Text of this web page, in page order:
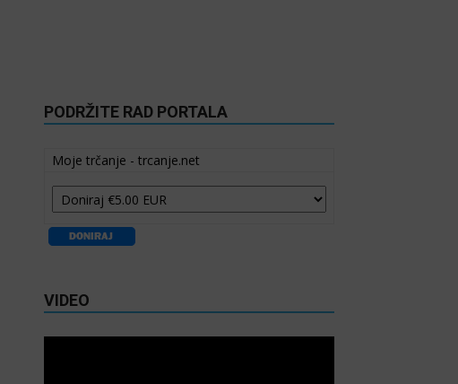
PODRŽITE RAD PORTALA
Moje trčanje - trcanje.net
VIDEO